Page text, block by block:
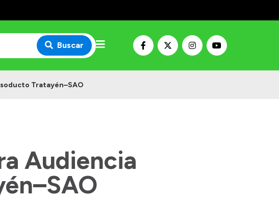
Buscar
Tratayén–SAO
Audiencia